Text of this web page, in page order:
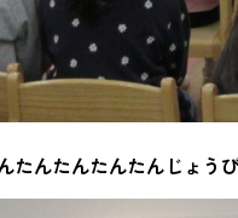
たんたんたんたんじょう